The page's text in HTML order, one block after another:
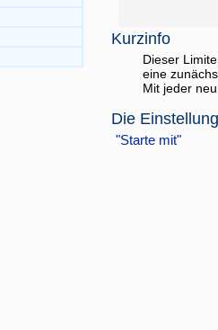
Kurzinfo
Dieser
eine
Mit jeder
Die
"Starte mit"